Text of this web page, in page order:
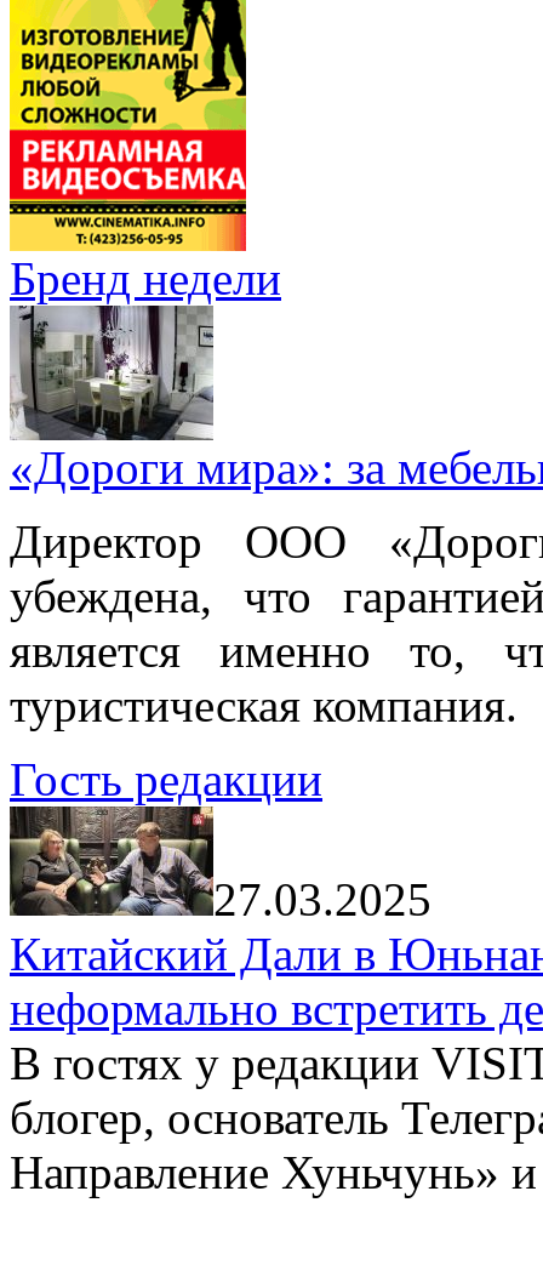
Бренд недели
«Дороги мира»: за
Директор ООО
убеждена, что
является именно то,
туристическая компания.
Гость редакции
27.03.2025
Китайский Дали в
неформально встретить
В гостях у редакции
блогер, основатель
Направление Хуньчунь»